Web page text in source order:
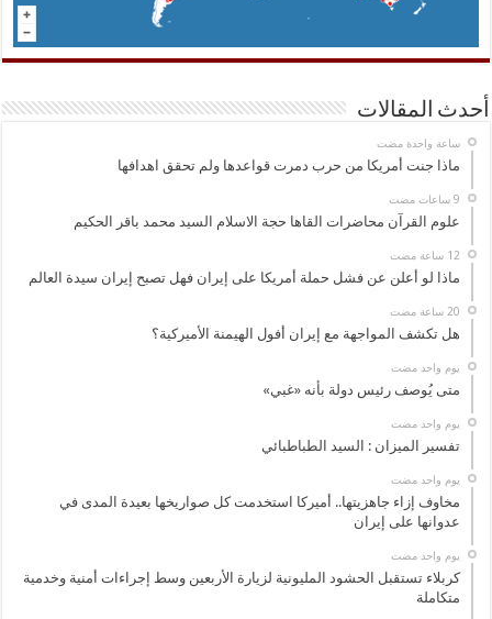
أحدث المقالات
‏ساعة واحدة مضت
ماذا جنت أمريكا من حرب دمرت قواعدها ولم تحقق اهدافها
علوم القرآن محاضرات القاها حجة الاسلام السيد محمد باقر الحكيم
ماذا لو أعلن عن فشل حملة أمريكا على إيران فهل تصبح إيران سيدة العالم
هل تكشف المواجهة مع إيران أفول الهيمنة الأميركية؟
‏يوم واحد مضت
متى يُوصف رئيس دولة بأنه «غبي»
‏يوم واحد مضت
تفسير الميزان : السيد الطباطبائي
‏يوم واحد مضت
مخاوف إزاء جاهزيتها.. أميركا استخدمت كل صواريخها بعيدة المدى في
عدوانها على إيران
‏يوم واحد مضت
كربلاء تستقبل الحشود المليونية لزيارة الأربعين وسط إجراءات أمنية وخدمية
متكاملة